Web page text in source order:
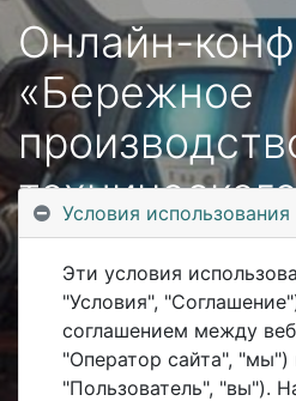
Онлайн-
«Бережное
ремонта
Условия использования
Эти условия
"Условия",
соглашением между
"Оператор сайта",
"Пользователь", "вы").